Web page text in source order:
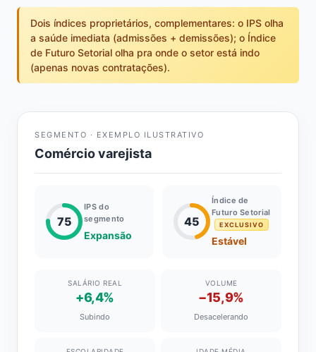
Dois índices proprietários, complementares: o IPS olha
a saúde imediata (admissões + demissões); o Índice
de Futuro Setorial olha pra onde o setor está indo
(apenas novas contratações).
SEGMENTO · EXEMPLO ILUSTRATIVO
Comércio varejista
75
IPS do
segmento
Expansão
45
Índice de
Futuro Setorial
EXCLUSIVO
Estável
SALÁRIO REAL
+6,4%
Subindo
VOLUME
−15,9%
Desacelerando